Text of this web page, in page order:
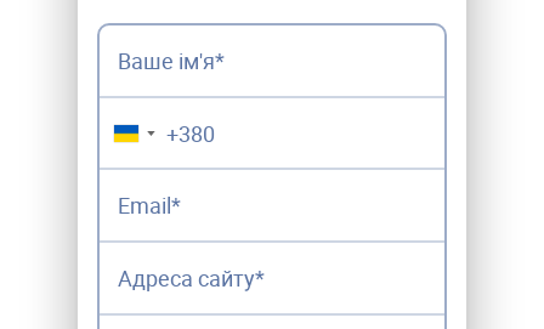
▼